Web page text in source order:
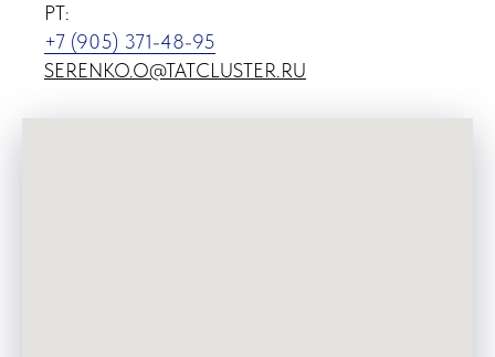
РТ:
+7 (905) 371-48-95
SERENKO.O@TATCLUSTER.RU